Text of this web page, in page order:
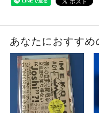
あなたにおすすめ